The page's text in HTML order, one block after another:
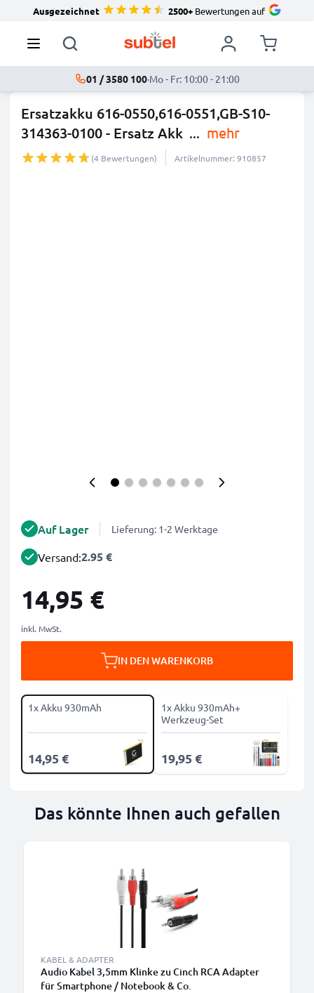
Ausgezeichnet 2500+Bewertungen auf
01 / 3580 100·Mo - Fr: 10:00 - 21:00
Ersatzakku 616-0550,616-0551,GB-S10-
314363-0100 - Ersatz Akk ... mehr
(4 Bewertungen) Artikelnummer: 910857
Auf Lager Lieferung: 1-2 Werktage
Versand:2.95 €
14,95 €
inkl. MwSt.
IN DEN WARENKORB
1x Akku 930mAh
14,95 €
1x Akku 930mAh+
Werkzeug-Set
19,95 €
Das könnte Ihnen auch gefallen
KABEL & ADAPTER
Audio Kabel 3,5mm Klinke zu Cinch RCA Adapter
für Smartphone / Notebook & Co.